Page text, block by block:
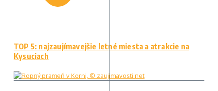
TOP 5: najzaujímavejšie letné miesta a atrakcie na
Kysuciach